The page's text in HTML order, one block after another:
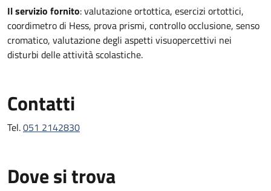
Descrizione
Il servizio fornito: valutazione ortottica, esercizi ortottici,
coordimetro di Hess, prova prismi, controllo occlusione, senso
cromatico, valutazione degli aspetti visuopercettivi nei
disturbi delle attività scolastiche.
Contatti
Tel.051 2142830
Dove si trova